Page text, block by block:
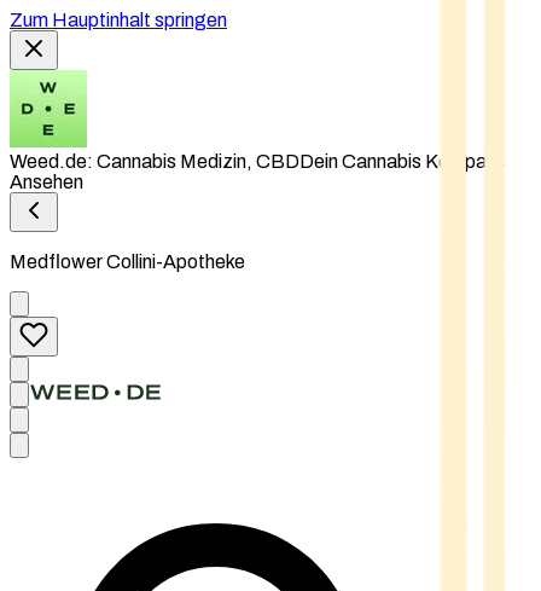
Zum Hauptinhalt springen
Weed.de: Cannabis Medizin, CBDDein Cannabis Kompass
Ansehen
Medflower Collini-Apotheke